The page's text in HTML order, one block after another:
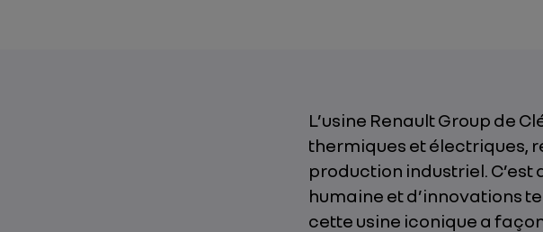
L’usine Renault Group de
thermiques et électriques,
production industriel.
humaine et d’innovations
cette usine iconique a